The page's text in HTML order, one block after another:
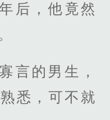
后，他竟然
言的男生，
悉，可不就